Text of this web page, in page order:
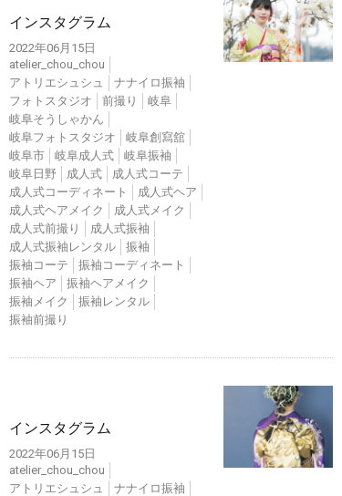
インスタグラム
2022年06月15日
atelier_chou_chou
アトリエシュシュ
ナナイロ振袖
フォトスタジオ
前撮り
岐阜
岐阜そうしゃかん
岐阜フォトスタジオ
岐阜創寫舘
岐阜市
岐阜成人式
岐阜振袖
岐阜日野
成人式
成人式コーテ
成人式コーディネート
成人式ヘア
成人式ヘアメイク
成人式メイク
成人式前撮り
成人式振袖
成人式振袖レンタル
振袖
振袖コーテ
振袖コーディネート
振袖ヘア
振袖ヘアメイク
振袖メイク
振袖レンタル
振袖前撮り
インスタグラム
2022年06月15日
atelier_chou_chou
アトリエシュシュ
ナナイロ振袖